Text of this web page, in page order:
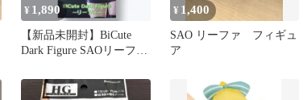
¥ 1,890
【新品未開封】BiCute
Dark Figure SAOリーファ
¥ 1,400
SAO リーファ フィギュ
ア